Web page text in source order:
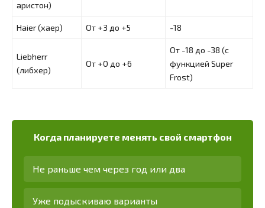
аристон)
Haier (хаер) От +3 до +5 -18
Liebherr
(либхер)
От +0 до +6
От -18 до -38 (с
функцией Super
Frost)
Когда планируете менять свой смартфон
Не раньше чем через год или два
Уже подыскиваю варианты